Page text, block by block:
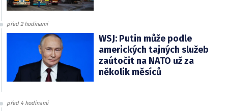
před 2 hodinami
WSJ: Putin může podle
amerických tajných služeb
zaútočit na NATO už za
několik měsíců
před 4 hodinami